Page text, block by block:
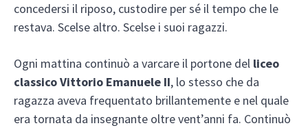
concedersi il riposo, custodire per sé il tempo che le
restava. Scelse altro. Scelse i suoi ragazzi.
Ogni mattina continuò a varcare il portone del liceo
classico Vittorio Emanuele II, lo stesso che da
ragazza aveva frequentato brillantemente e nel quale
era tornata da insegnante oltre vent’anni fa. Continuò